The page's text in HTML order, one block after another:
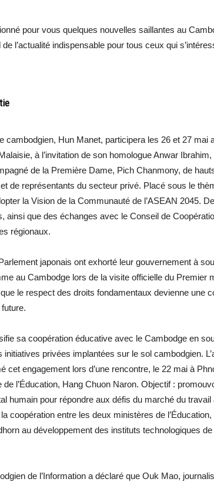
pour vous quelques nouvelles saillantes au
l’actualité indispensable pour tous ceux qui
cambodgien, Hun Manet, participera les 26 et 27 mai
à l’invitation de son homologue Anwar
de la Première Dame, Pich Chanmony, de
de représentants du secteur privé. Placé sous le
la Vision de la Communauté de l’ASEAN 2045.
ainsi que des échanges avec le Conseil de
régionaux.
japonais ont exhorté leur gouvernement à
au Cambodge lors de la visite officielle du Premier
le respect des droits fondamentaux devienne une
sa coopération éducative avec le Cambodge en
initiatives privées implantées sur le sol cambodgien.
cet engagement lors d’une rencontre, le 22 mai à
de l’Éducation, Hang Chuon Naron. Objectif :
humain pour répondre aux défis du marché du travail
coopération entre les deux ministères de
au développement des instituts technologiques
de l’Information a déclaré que Ouk Mao,